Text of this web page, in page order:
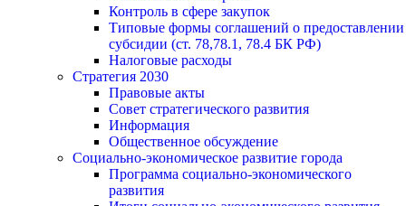
Контроль в сфере закупок
Типовые формы соглашений о предоставлении
субсидии (ст. 78,78.1, 78.4 БК РФ)
Налоговые расходы
Стратегия 2030
Правовые акты
Совет стратегического развития
Информация
Общественное обсуждение
Социально-экономическое развитие города
Программа социально-экономического
развития